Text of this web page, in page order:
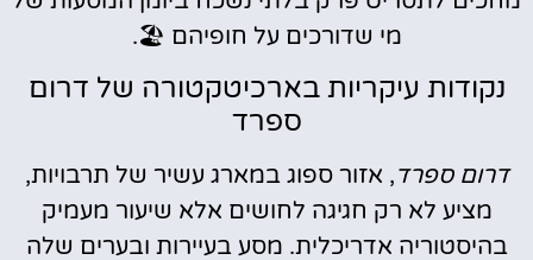
מי שדורכים על חופיהם 🏖️.
נקודות עיקריות בארכיטקטורה של דרום
ספרד
דרום ספרד, אזור ספוג במארג עשיר של תרבויות,
מציע לא רק חגיגה לחושים אלא שיעור מעמיק
בהיסטוריה אדריכלית. מסע בעיירות ובערים שלה